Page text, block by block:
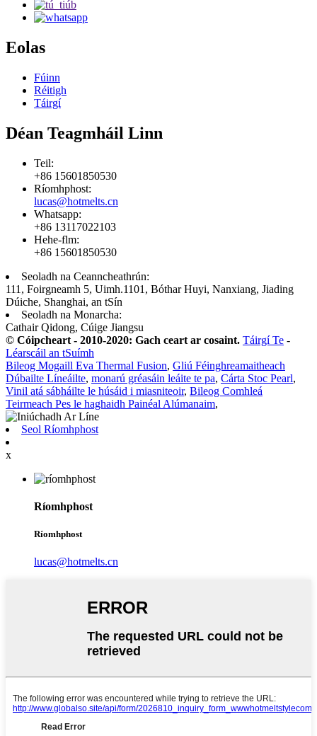
Eolas
Fúinn
Réitigh
Táirgí
Déan Teagmháil Linn
Teil:
+86 15601850530
Ríomhphost:
lucas@hotmelts.cn
Whatsapp:
+86 13117022103
Hehe-flm:
+86 15601850530
Seoladh na Ceanncheathrún:
111, Foirgneamh 5, Uimh.1101, Bóthar Huyi, Nanxiang, Jiading
Dúiche, Shanghai, an tSín
Seoladh na Monarcha:
Cathair Qidong, Cúige Jiangsu
© Cóipcheart - 2010-2020: Gach ceart ar cosaint. Táirgí Te -
Léarscáil an tSuímh
Bileog Mogaill Eva Thermal Fusion, Gliú Féinghreamaitheach
Dúbailte Líneáilte, monarú gréasáin leáite te pa, Cárta Stoc Pearl,
Vinil atá sábháilte le húsáid i miasniteoir, Bileog Comhleá
Teirmeach Pes le haghaidh Painéal Alúmanaim,
Seol Ríomhphost
x
Ríomhphost
Ríomhphost
lucas@hotmelts.cn